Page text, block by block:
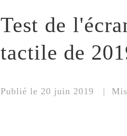
Test de
tactile de
Publié le 20 juin 2019 | Mis